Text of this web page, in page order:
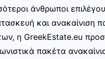
άνθρωποι
και ανακαίνιση
η GreekEstate.eu
πακέτα